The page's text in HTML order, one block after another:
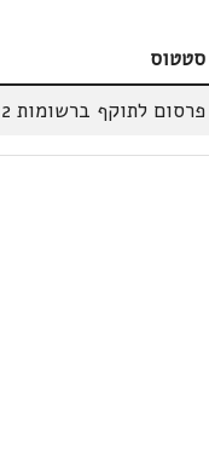
סטטוס
פרסום לתוקף ברשומות 10.06.12